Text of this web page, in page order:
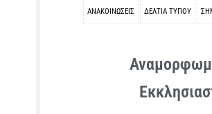
ΑΝΑΚΟΙΝΩΣΕΙΣ ΔΕΛΤΊΑ ΤΎΠΟΥ